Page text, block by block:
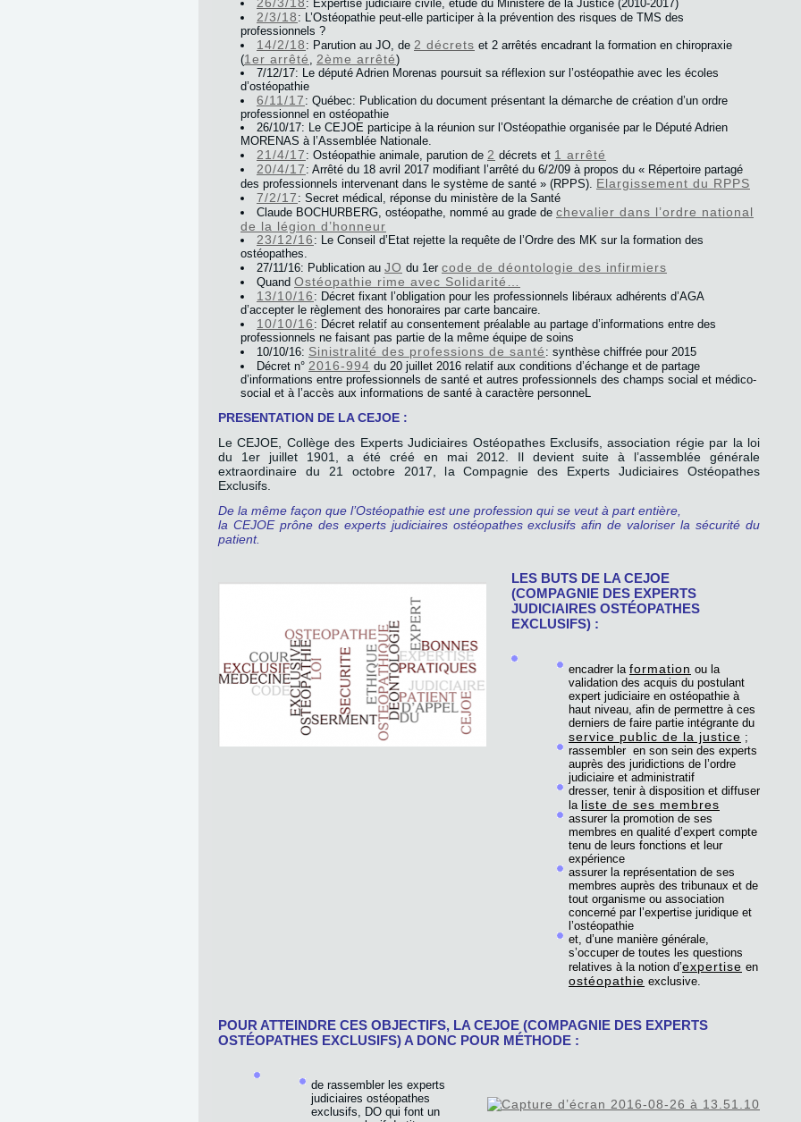
: Expertise judiciaire civile, étude du Ministère de la Justice (2010-2017)
2/3/18 : L’Ostéopathie peut-elle participer à la prévention des risques de TMS des
professionnels ?
14/2/18 : Parution au JO, de 2 décrets et 2 arrêtés encadrant la formation en chiropraxie
(1er arrêté , 2ème arrêté)
7/12/17: Le député Adrien Morenas poursuit sa réflexion sur l’ostéopathie avec les écoles
d’ostéopathie
6/11/17 : Québec: Publication du document présentant la démarche de création d’un ordre
professionnel en ostéopathie
26/10/17: Le CEJOE participe à la réunion sur l’Ostéopathie organisée par le Député Adrien
MORENAS à l’Assemblée Nationale.
21/4/17 : Ostéopathie animale, parution de 2 décrets et 1 arrêté
20/4/17 : Arrêté du 18 avril 2017 modifiant l’arrêté du 6/2/09 à propos du « Répertoire partagé
des professionnels intervenant dans le système de santé » (RPPS). Elargissement du RPPS
7/2/17 : Secret médical, réponse du ministère de la Santé
Claude BOCHURBERG, ostéopathe, nommé au grade de chevalier dans l’ordre national
de la légion d’honneur
23/12/16 : Le Conseil d’Etat rejette la requête de l’Ordre des MK sur la formation des
ostéopathes.
27/11/16: Publication au JO du 1er code de déontologie des infirmiers
Quand Ostéopathie rime avec Solidarité…
13/10/16 : Décret fixant l’obligation pour les professionnels libéraux adhérents d’AGA
d’accepter le règlement des honoraires par carte bancaire.
10/10/16 : Décret relatif au consentement préalable au partage d’informations entre des
professionnels ne faisant pas partie de la même équipe de soins
10/10/16: Sinistralité des professions de santé : synthèse chiffrée pour 2015
Décret n° 2016-994 du 20 juillet 2016 relatif aux conditions d’échange et de partage
d’informations entre professionnels de santé et autres professionnels des champs social et médico-
social et à l’accès aux informations de santé à caractère personneL
PRESENTATION DE LA CEJOE :
Le CEJOE, Collège des Experts Judiciaires Ostéopathes Exclusifs, association régie par la loi
du 1er juillet 1901, a été créé en mai 2012. Il devient suite à l’assemblée générale
extraordinaire du 21 octobre 2017, la Compagnie des Experts Judiciaires Ostéopathes
Exclusifs.
De la même façon que l’Ostéopathie est une profession qui se veut à part entière,
la CEJOE prône des experts judiciaires ostéopathes exclusifs afin de valoriser la sécurité du
patient.
LES BUTS DE LA CEJOE
(COMPAGNIE DES EXPERTS
JUDICIAIRES OSTÉOPATHES
EXCLUSIFS) :
encadrer la formation ou la
validation des acquis du postulant
expert judiciaire en ostéopathie à
haut niveau, afin de permettre à ces
derniers de faire partie intégrante du
service public de la justice ;
rassembler en son sein des experts
auprès des juridictions de l’ordre
judiciaire et administratif
dresser, tenir à disposition et diffuser
la liste de ses membres
assurer la promotion de ses
membres en qualité d’expert compte
tenu de leurs fonctions et leur
expérience
assurer la représentation de ses
membres auprès des tribunaux et de
tout organisme ou association
concerné par l’expertise juridique et
l’ostéopathie
et, d’une manière générale,
s’occuper de toutes les questions
relatives à la notion d’expertise en
ostéopathie exclusive.
POUR ATTEINDRE CES OBJECTIFS, LA CEJOE (COMPAGNIE DES EXPERTS
OSTÉOPATHES EXCLUSIFS) A DONC POUR MÉTHODE :
de rassembler les experts
judiciaires ostéopathes
exclusifs, DO qui font un